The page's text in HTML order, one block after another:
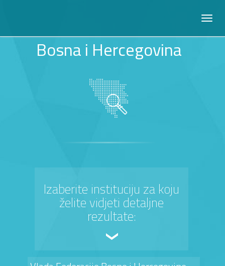
Bosna i Hercegovina
Izaberite instituciju za koju
želite vidjeti detaljne
rezultate: